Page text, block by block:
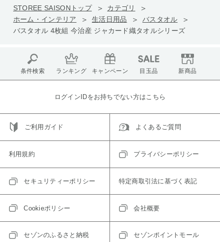
STOREE SAISONトップ
カテゴリ
ホーム・インテリア
生活日用品
バスタオル
バスタオル 4枚組 今治産 ジャカード織タオルシリーズ
条件検索 ランキング キャンペーン 目玉品 新商品
ログインIDをお持ちでない方はこちら
ご利用ガイド よくあるご質問
利用規約 プライバシーポリシー
セキュリティーポリシー 特定商取引法に基づく表記
Cookieポリシー 会社概要
セゾンのふるさと納税 セゾンポイントモール